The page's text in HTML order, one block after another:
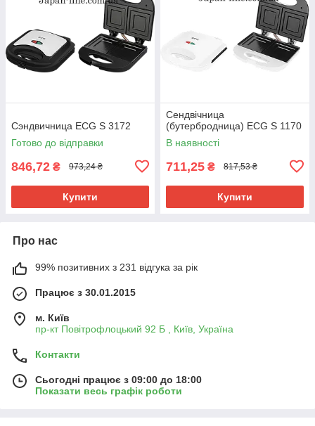
Сэндвичница ECG S 3172
Готово до відправки
846,72 ₴ 973,24 ₴
Купити
Сендвічница
(бутербродница) ECG S 1170
В наявності
711,25 ₴ 817,53 ₴
Купити
Про нас
99% позитивних з 231 відгука за рік
Працює з 30.01.2015
м. Київ
пр-кт Повітрофлоцький 92 Б , Київ, Україна
Контакти
Сьогодні працює з 09:00 до 18:00
Показати весь графік роботи